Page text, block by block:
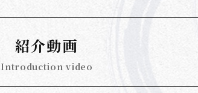
紹介動画
Introduction video